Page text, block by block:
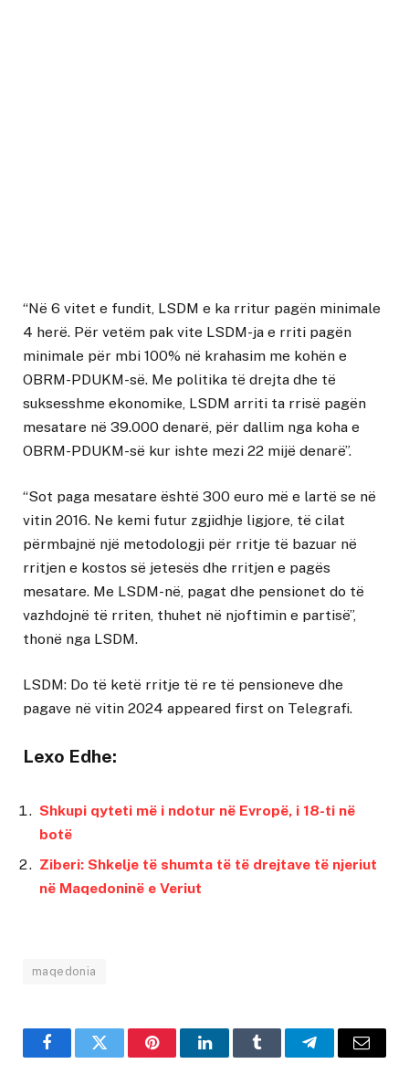
“Në 6 vitet e fundit, LSDM e ka rritur pagën minimale
4 herë. Për vetëm pak vite LSDM-ja e rriti pagën
minimale për mbi 100% në krahasim me kohën e
OBRM-PDUKM-së. Me politika të drejta dhe të
suksesshme ekonomike, LSDM arriti ta rrisë pagën
mesatare në 39.000 denarë, për dallim nga koha e
OBRM-PDUKM-së kur ishte mezi 22 mijë denarë”.
“Sot paga mesatare është 300 euro më e lartë se në
vitin 2016. Ne kemi futur zgjidhje ligjore, të cilat
përmbajnë një metodologji për rritje të bazuar në
rritjen e kostos së jetesës dhe rritjen e pagës
mesatare. Me LSDM-në, pagat dhe pensionet do të
vazhdojnë të rriten, thuhet në njoftimin e partisë”,
thonë nga LSDM.
LSDM: Do të ketë rritje të re të pensioneve dhe
pagave në vitin 2024 appeared first on Telegrafi.
Lexo Edhe:
Shkupi qyteti më i ndotur në Evropë, i 18-ti në
botë
Ziberi: Shkelje të shumta të të drejtave të njeriut
në Maqedoninë e Veriut
maqedonia
FacebookTwitter PinterestLinkedInTumblr TelegramEmail